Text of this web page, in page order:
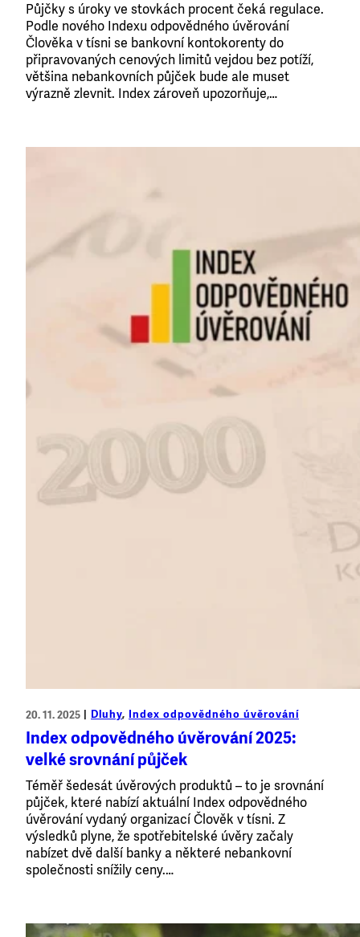
Půjčky s úroky ve stovkách procent čeká regulace.
Podle nového Indexu odpovědného úvěrování
Člověka v tísni se bankovní kontokorenty do
připravovaných cenových limitů vejdou bez potíží,
většina nebankovních půjček bude ale muset
výrazně zlevnit. Index zároveň upozorňuje,…
20. 11. 2025 Dluhy, Index odpovědného úvěrování
Index odpovědného úvěrování 2025:
velké srovnání půjček
Téměř šedesát úvěrových produktů – to je srovnání
půjček, které nabízí aktuální Index odpovědného
úvěrování vydaný organizací Člověk v tísni. Z
výsledků plyne, že spotřebitelské úvěry začaly
nabízet dvě další banky a některé nebankovní
společnosti snížily ceny.…